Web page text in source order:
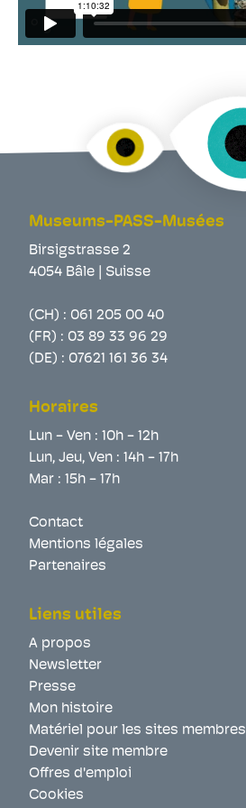
Museums-PASS-Musées
Birsigstrasse 2
4054 Bâle | Suisse
(CH) : 061 205 00 40
(FR) : 03 89 33 96 29
(DE) : 07621 161 36 34
Horaires
Lun - Ven : 10h - 12h
Lun, Jeu, Ven : 14h - 17h
Mar : 15h - 17h
Contact
Mentions légales
Partenaires
Liens utiles
A propos
Newsletter
Presse
Mon histoire
Matériel pour les sites membres
Devenir site membre
Offres d'emploi
Cookies